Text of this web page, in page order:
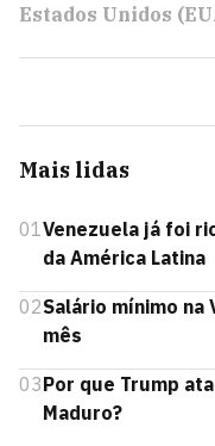
Estados Unidos
Mais lidas
01 Venezuela já foi
da América Latina
02Salário mínimo na
mês
03Por que Trump
Maduro?